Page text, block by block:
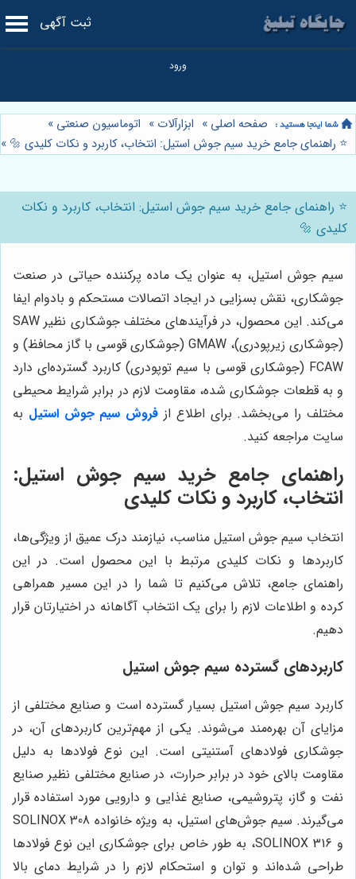
ثبت آگهی
صفحه اصلی » ابزارآلات » اتوماسیون صنعتی »
⭐️ راهنمای جامع خرید سیم جوش استیل: انتخاب، کاربرد و نکات کلیدی 🔩 »
⭐️ راهنمای جامع خرید سیم جوش استیل: انتخاب، کاربرد و نکات
کلیدی 🔩
سیم جوش استیل، به عنوان یک ماده پرکننده حیاتی در صنعت
جوشکاری، نقش بسزایی در ایجاد اتصالات مستحکم و بادوام ایفا
می‌کند. این محصول، در فرآیندهای مختلف جوشکاری نظیر SAW
(جوشکاری زیرپودری)، GMAW (جوشکاری قوسی با گاز محافظ) و
FCAW (جوشکاری قوسی با سیم توپودری) کاربرد گسترده‌ای دارد
و به قطعات جوشکاری شده، مقاومت لازم در برابر شرایط محیطی
مختلف را می‌بخشد. برای اطلاع از فروش سیم جوش استیل به
سایت مراجعه کنید.
راهنمای جامع خرید سیم جوش استیل:
انتخاب، کاربرد و نکات کلیدی
انتخاب سیم جوش استیل مناسب، نیازمند درک عمیق از ویژگی‌ها،
کاربردها و نکات کلیدی مرتبط با این محصول است. در این
راهنمای جامع، تلاش می‌کنیم تا شما را در این مسیر همراهی
کرده و اطلاعات لازم را برای یک انتخاب آگاهانه در اختیارتان قرار
دهیم.
کاربردهای گسترده سیم جوش استیل
کاربرد سیم جوش استیل بسیار گسترده است و صنایع مختلفی از
مزایای آن بهره‌مند می‌شوند. یکی از مهم‌ترین کاربردهای آن، در
جوشکاری فولادهای آستنیتی است. این نوع فولادها به دلیل
مقاومت بالای خود در برابر حرارت، در صنایع مختلفی نظیر صنایع
نفت و گاز، پتروشیمی، صنایع غذایی و دارویی مورد استفاده قرار
می‌گیرند. سیم جوش‌های استیل، به ویژه خانواده SOLINOX 308
و SOLINOX 316، به طور خاص برای جوشکاری این نوع فولادها
طراحی شده‌اند و توان و استحکام لازم را در شرایط دمای بالا